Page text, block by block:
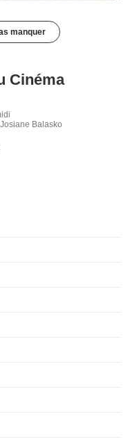
manquer
Cinéma
Balasko